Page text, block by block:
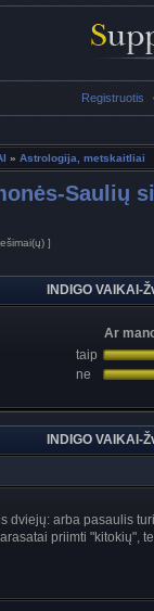
Registruotis
» Astrologija, metskaitliai
Saulių
]
INDIGO
Ar
taip
ne
INDIGO
dviejų: arba pasaulis
priimti "kitokių",